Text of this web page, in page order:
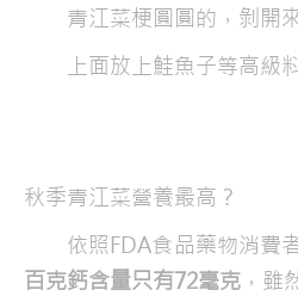
青江菜梗圓圓的，剝開
上面放上鮭魚子等高級
秋季青江菜營養最高？
依照FDA食品藥物消費
百克鈣含量只有72毫克 ，雖